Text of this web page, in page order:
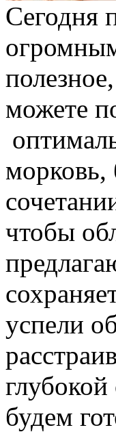
Сегодня
можете
морковь,
чтобы
успели
будем